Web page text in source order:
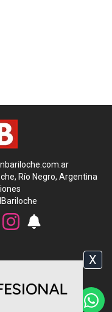
Río Negro, Argentina
X